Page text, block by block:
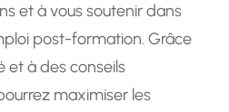
et à vous soutenir dans
post-formation. Grâce
et à des conseils
maximiser les